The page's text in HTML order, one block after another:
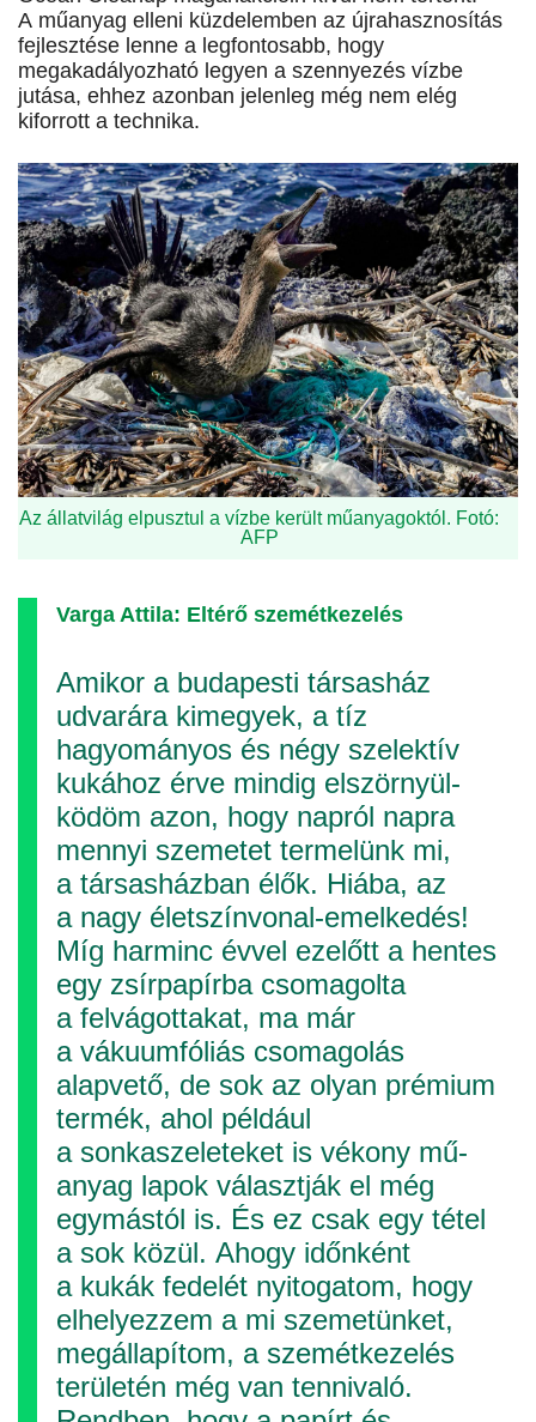
A műanyag elleni küzdelemben az újrahasznosítás
fejlesztése lenne a legfontosabb, hogy
megakadályozható legyen a szennyezés vízbe
jutása, ehhez azonban jelenleg még nem elég
kiforrott a technika.
Az állatvilág elpusztul a vízbe került műanyagoktól. Fotó:
AFP
Varga Attila: Eltérő szemétkezelés
Amikor a budapesti társasház
udvarára kimegyek, a tíz
hagyományos és négy szelektív
kukához érve mindig elszörnyül­
ködöm azon, hogy napról napra
mennyi szemetet termelünk mi,
a társasházban élők. Hiába, az
a nagy életszínvonal-emelkedés!
Míg harminc évvel ezelőtt a hentes
egy zsírpapírba csomagolta
a felvágottakat, ma már
a vákuumfóliás csomagolás
alapvető, de sok az olyan prémium
termék, ahol például
a sonkaszeleteket is vékony mű­
anyag lapok választják el még
egymástól is. És ez csak egy tétel
a sok közül. Ahogy időnként
a kukák fedelét nyitogatom, hogy
elhelyezzem a mi szemetünket,
megállapítom, a szemétkezelés
területén még van tennivaló.